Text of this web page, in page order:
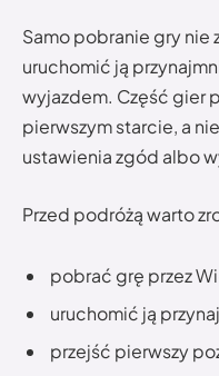
Samo pobranie gry nie
uruchomić ją
wyjazdem. Część gier
pierwszym starcie, a
ustawienia zgód albo
Przed podróżą warto
pobrać grę przez
uruchomić ją
przejść pierwszy